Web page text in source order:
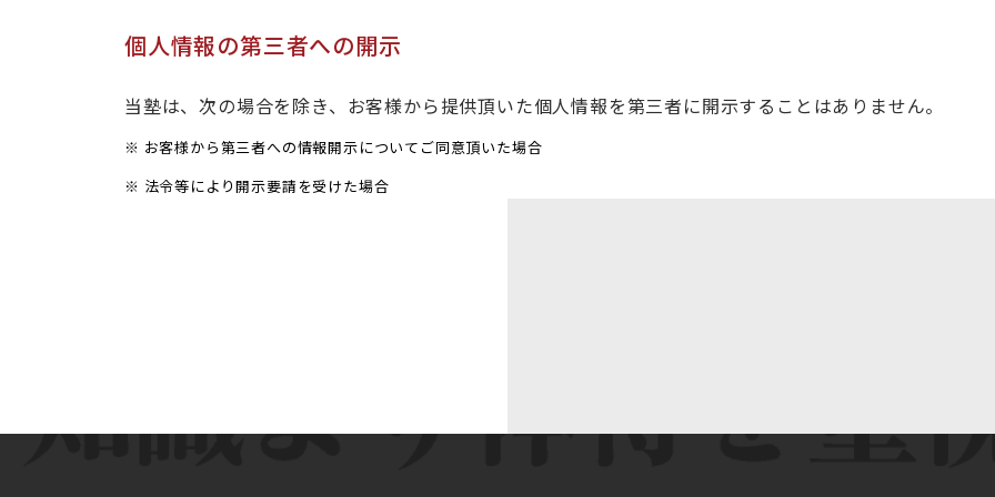
個人情報の第三者への開示
当塾は、次の場合を除き、お客様から提供頂いた個人情報を第三者に開示することはありません。
※ お客様から第三者への情報開示についてご同意頂いた場合
※ 法令等により開示要請を受けた場合